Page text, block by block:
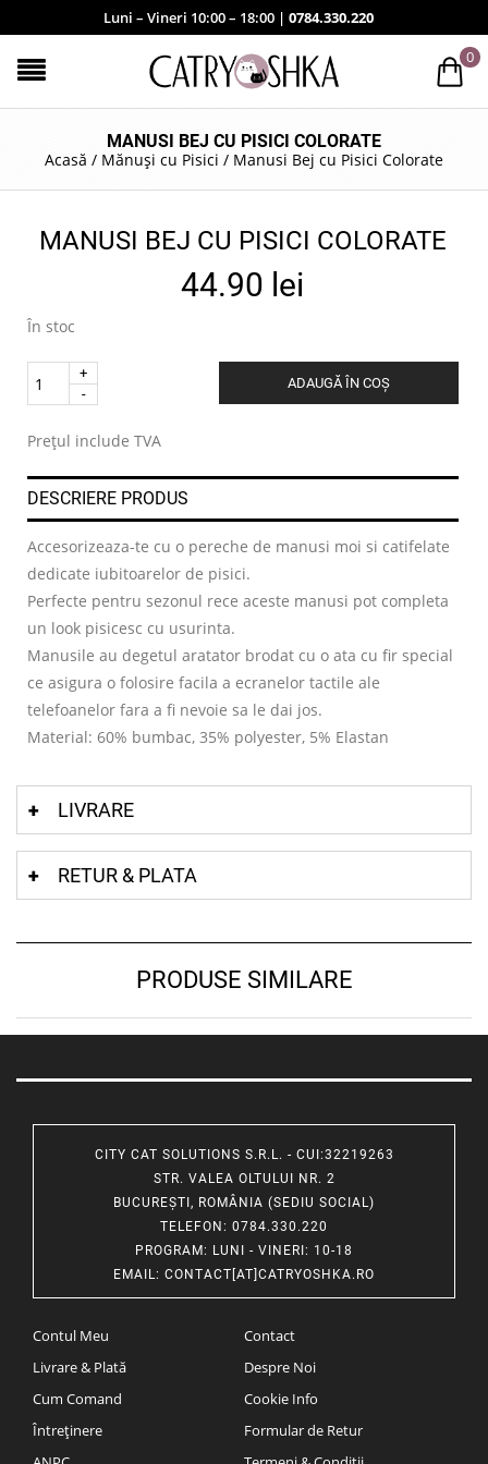
Luni – Vineri 10:00 – 18:00 | 0784.330.220
0
MANUSI BEJ CU PISICI COLORATE
Acasă / Mănuși cu Pisici / Manusi Bej cu Pisici Colorate
MANUSI BEJ CU PISICI COLORATE
44.90 lei
În stoc
Quantity
ADAUGĂ ÎN COȘ
Prețul include TVA
DESCRIERE PRODUS
Accesorizeaza-te cu o pereche de manusi moi si catifelate
dedicate iubitoarelor de pisici.
Perfecte pentru sezonul rece aceste manusi pot completa
un look pisicesc cu usurinta.
Manusile au degetul aratator brodat cu o ata cu fir special
ce asigura o folosire facila a ecranelor tactile ale
telefoanelor fara a fi nevoie sa le dai jos.
Material: 60% bumbac, 35% polyester, 5% Elastan
LIVRARE
RETUR & PLATA
PRODUSE SIMILARE
CITY CAT SOLUTIONS S.R.L. - CUI:32219263
STR. VALEA OLTULUI NR. 2
BUCUREȘTI, ROMÂNIA (SEDIU SOCIAL)
TELEFON : 0784.330.220
PROGRAM: LUNI - VINERI: 10-18
EMAIL: CONTACT[AT]CATRYOSHKA.RO
Contul Meu
Livrare & Plată
Cum Comand
Întreținere
Contact
Despre Noi
Cookie Info
Formular de Retur